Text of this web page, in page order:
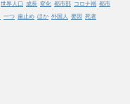
世界人口 成長 変化 都市部 コロナ禍 都市
一つ 歯止め ほか 外国人 要因 死者